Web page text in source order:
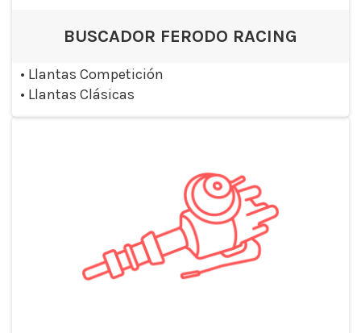
BUSCADOR FERODO RACING
• Llantas Competición
• Llantas Clásicas